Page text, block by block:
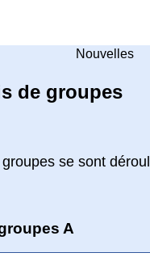
Nouvelles
de groupes
se sont
A